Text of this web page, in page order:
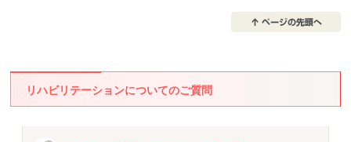
リハビリテーションについてのご質問